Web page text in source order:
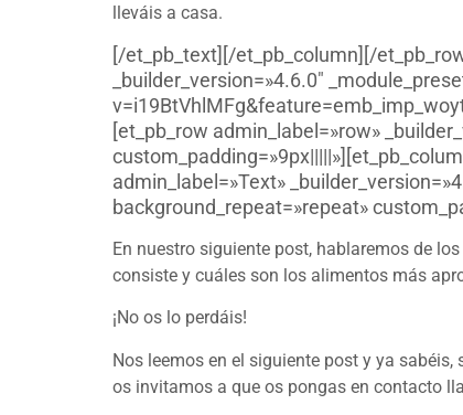
lleváis a casa.
[/et_pb_text][/et_pb_column][/
_builder_version=»4.6.0″
[et_pb_row admin_label=»row»
admin_label=»Text»
background_repeat=»repeat»
En nuestro siguiente post, hablaremos de
consiste y cuáles son los alimentos más
¡No os lo perdáis!
Nos leemos en el siguiente post y ya
os invitamos a que os pongas en contacto